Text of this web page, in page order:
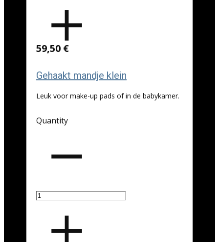
59,50 €
Gehaakt mandje klein
Leuk voor make-up pads of in de babykamer.
Quantity